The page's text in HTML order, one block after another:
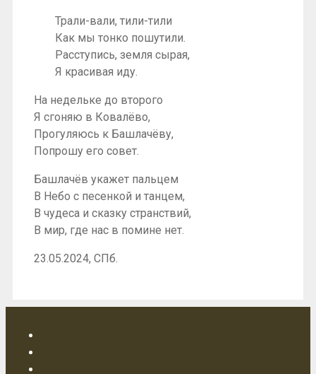
Трали-вали, тили-тили
Как мы тонко пошутили.
Расступись, земля сырая,
Я красивая иду.
На недельке до второго
Я сгоняю в Ковалёво,
Прогуляюсь к Башлачёву,
Попрошу его совет.
Башлачёв укажет пальцем
В Небо с песенкой и танцем,
В чудеса и сказку странствий,
В мир, где нас в помине нет.
23.05.2024, СПб.